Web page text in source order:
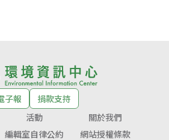
子報
捐款支持
活動
關於我們
編輯室自律公約
網站授權條款